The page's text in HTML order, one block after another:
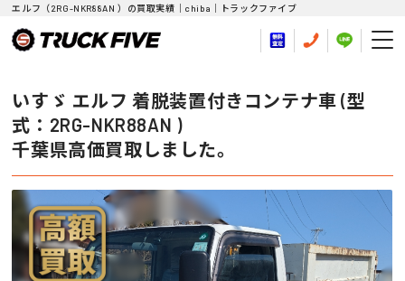
エルフ（2RG-NKR88AN ）の買取実績｜chiba｜トラックファイブ
いすゞ エルフ 着脱装置付きコンテナ車 (型
式：2RG-NKR88AN )
千葉県高価買取しました。